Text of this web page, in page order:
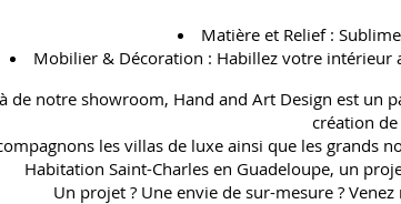
Matière et Relief :
Mobilier & Décoration : Habillez votre intérieur
de notre showroom, Hand and Art Design est un
création
les villas de luxe ainsi que les grands
Habitation Saint-Charles en Guadeloupe, un
Un projet ? Une envie de sur-mesure ?